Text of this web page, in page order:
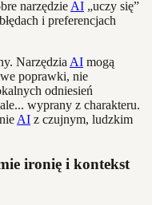
narzędzie AI „uczy się”
i preferencjach
Narzędzia AI mogą
poprawki, nie
odniesień
wyprany z charakteru.
AI z czujnym, ludzkim
ironię i kontekst